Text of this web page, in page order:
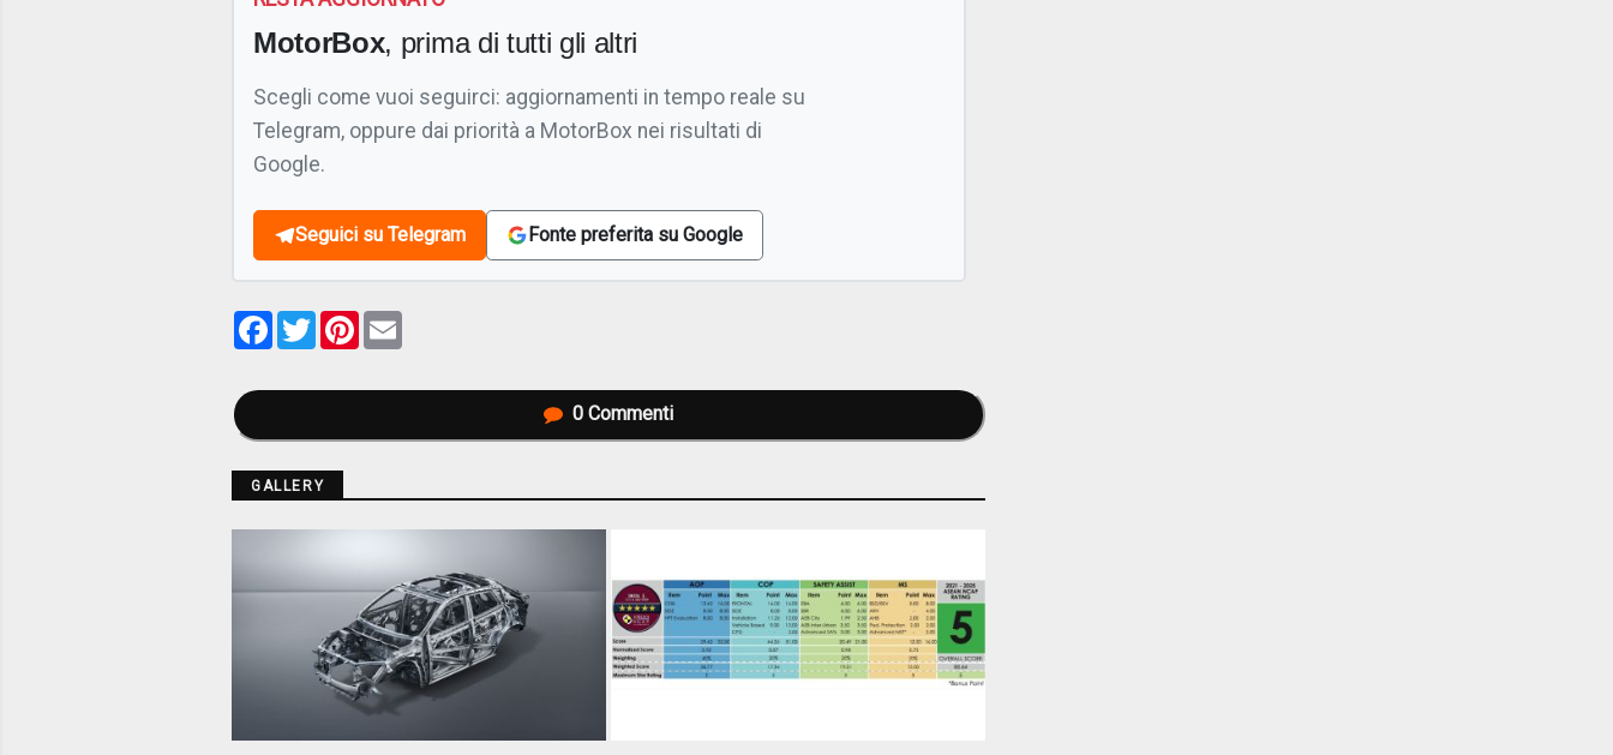
MotorBox, prima di tutti gli altri
Scegli come vuoi seguirci: aggiornamenti in tempo reale su
Telegram, oppure dai priorità a MotorBox nei risultati di
Google.
Seguici su Telegram Fonte preferita su Google
Facebook
TwitterPinterest
0 Commenti
GALLERY